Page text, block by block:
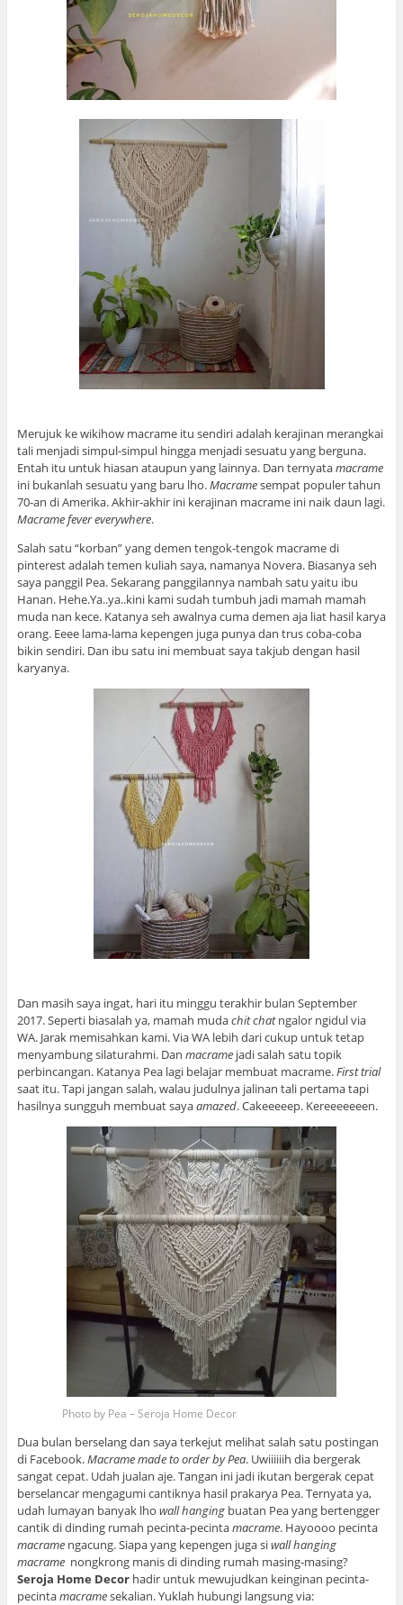
Merujuk ke wikihow macrame itu sendiri adalah kerajinan merangkai
tali menjadi simpul-simpul hingga menjadi sesuatu yang berguna.
Entah itu untuk hiasan ataupun yang lainnya. Dan ternyatamacrame
ini bukanlah sesuatu yang baru lho.Macramesempat populer tahun
70-an di Amerika. Akhir-akhir ini kerajinan macrame ini naik daun lagi.
Macrame fever everywhere.
Salah satu “korban” yang demen tengok-tengok macrame di
pinterest adalah temen kuliah saya, namanya Novera. Biasanya seh
saya panggil Pea. Sekarang panggilannya nambah satu yaitu ibu
Hanan. Hehe.Ya..ya..kini kami sudah tumbuh jadi mamah mamah
muda nan kece. Katanya seh awalnya cuma demen aja liat hasil karya
orang. Eeee lama-lama kepengen juga punya dan trus coba-coba
bikin sendiri. Dan ibu satu ini membuat saya takjub dengan hasil
karyanya.
Dan masih saya ingat, hari itu minggu terakhir bulan September
2017. Seperti biasalah ya, mamah mudachit chatngalor ngidul via
WA. Jarak memisahkan kami. Via WA lebih dari cukup untuk tetap
menyambung silaturahmi. Dan macramejadi salah satu topik
perbincangan. Katanya Pea lagi belajar membuat macrame.First trial
saat itu. Tapi jangan salah, walau judulnya jalinan tali pertama tapi
hasilnya sungguh membuat sayaamazed. Cakeeeeep. Kereeeeeeen.
Photo by Pea – Seroja Home Decor
Dua bulan berselang dan saya terkejut melihat salah satu postingan
di Facebook.Macrame made to order by Pea. Uwiiiiiih dia bergerak
sangat cepat. Udah jualan aje. Tangan ini jadi ikutan bergerak cepat
berselancar mengagumi cantiknya hasil prakarya Pea. Ternyata ya,
udah lumayan banyak lho wall hangingbuatan Pea yang bertengger
cantik di dinding rumah pecinta-pecintamacrame. Hayoooo pecinta
macramengacung. Siapa yang kepengen juga siwall hanging
macramenongkrong manis di dinding rumah masing-masing?
Seroja Home Decorhadir untuk mewujudkan keinginan pecinta-
pecintamacramesekalian. Yuklah hubungi langsung via: